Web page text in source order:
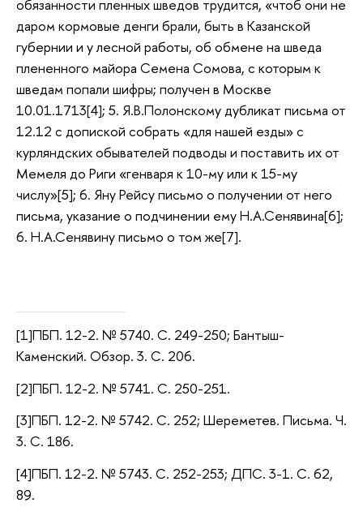
обязанности пленных шведов трудится, «чтоб они не
даром кормовые денги брали, быть в Казанской
губернии и у лесной работы, об обмене на шведа
плененного майора Семена Сомова, с которым к
шведам попали шифры; получен в Москве
10.01.1713[4]; 5. Я.В.Полонскому дубликат письма от
12.12 с допиской собрать «для нашей езды» с
курляндских обывателей подводы и поставить их от
Мемеля до Риги «генваря к 10-му или к 15-му
числу»[5]; 6. Яну Рейсу письмо о получении от него
письма, указание о подчинении ему Н.А.Сенявина[6];
6. Н.А.Сенявину письмо о том же[7].
[1]ПБП. 12-2. № 5740. С. 249-250; Бантыш-
Каменский. Обзор. 3. С. 206.
[2]ПБП. 12-2. № 5741. С. 250-251.
[3]ПБП. 12-2. № 5742. С. 252; Шереметев. Письма. Ч.
3. С. 186.
[4]ПБП. 12-2. № 5743. С. 252-253; ДПС. 3-1. С. 62,
89.